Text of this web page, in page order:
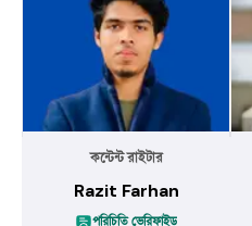
কন্টেন্ট রাইটার
Razit Farhan
পরিচিতি ভেরিফাইড